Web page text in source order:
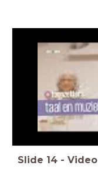
Slide 14 - Video